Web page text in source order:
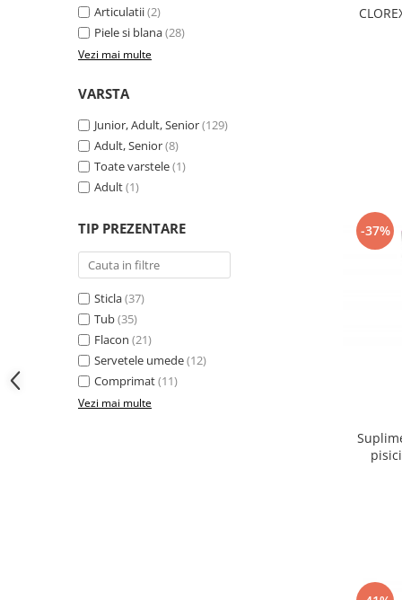
Articulatii(2)
Piele si blana(28)
Vezi mai multe
VARSTA
Junior, Adult, Senior(129)
Adult, Senior(8)
Toate varstele(1)
Adult(1)
TIP PREZENTARE
Sticla(37)
Tub(35)
Flacon (21)
Servetele umede(12)
Comprimat(11)
Vezi mai multe
-37%